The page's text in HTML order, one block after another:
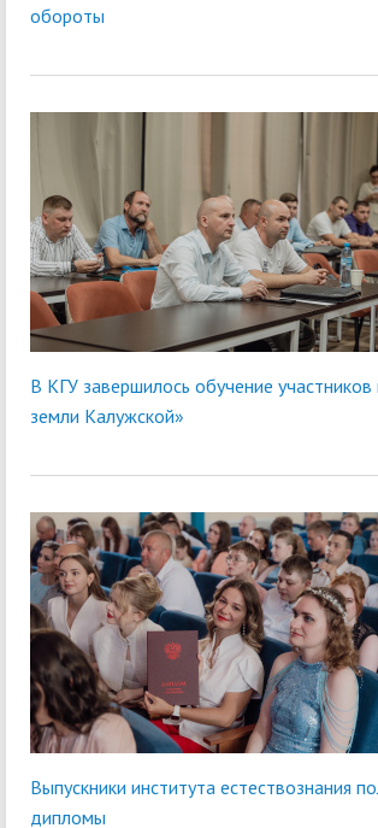
обороты
В КГУ завершилось обучение участников
земли Калужской»
Выпускники института естествознания
дипломы